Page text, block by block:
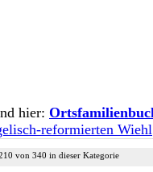
hier:
reformierten Wiehl
von 340 in dieser Kategorie